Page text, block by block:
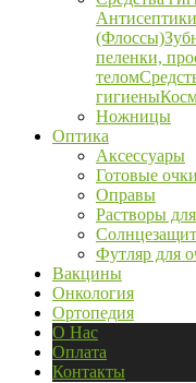
Антисептики
(Флоссы)
пеленки,
телом
гигиены
Ножницы
Оптика
Аксессуары
Готовые очки
Оправы
Растворы
Футляр для
Вакцины
Онкология
Ортопедия
О Нас
Оплата
Контакты